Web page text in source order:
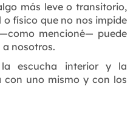
más leve o transitorio,
físico que no nos impide
mencioné— puede
nosotros.
escucha interior y la
con uno mismo y con los